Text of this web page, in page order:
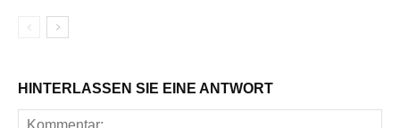
HINTERLASSEN SIE EINE ANTWORT